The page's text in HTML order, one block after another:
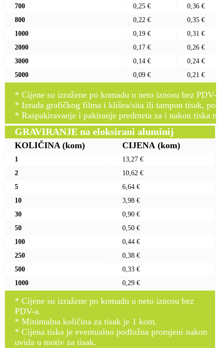
700
0,25 €
0,36 €
800
0,22 €
0,35 €
1000
0,19 €
0,31 €
2000
0,17 €
0,26 €
3000
0,14 €
0,24 €
5000
0,09 € 0,21 €
* Cijene su izražene po komadu u neto iznosu bez PDV-
* Izrada grafičkog filma i klišea/sita ili tampon tisak, po
* Raspakiravanje i pakiranje predmeta za i nakon tiska
GRAVIRANJE na eloksirani aluminij
KOLIČINA (kom) CIJENA (kom)
1
13,27 €
2
10,62 €
5
6,64 €
10
3,98 €
30
0,90 €
50
0,50 €
100
0,44 €
250
0,38 €
500
0,33 €
1000
0,29 €
* Cijene su izražene po komadu u neto iznosu bez
PDV-a.
* Minimalna količina za tisak je 1 kom.
* Cijena tiska je eventualno podložna promjeni nakon
uvida u motiv za tisak.